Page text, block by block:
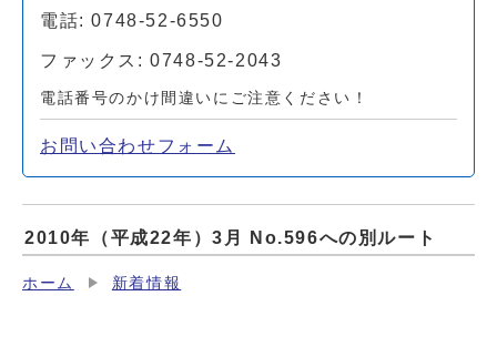
電話: 0748-52-6550
ファックス: 0748-52-2043
電話番号のかけ間違いにご注意ください！
お問い合わせフォーム
2010年（平成22年）3月 No.596への別ルート
ホーム 新着情報